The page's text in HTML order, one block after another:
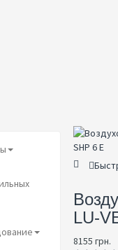
LU-
8155 грн.